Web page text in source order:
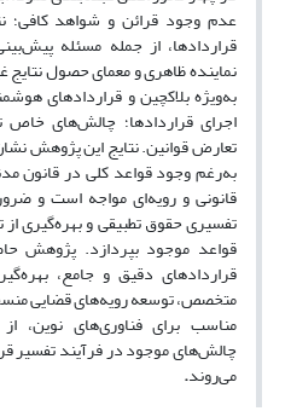
عدم وجود قرائن و شواهد کافی؛
قراردادها، از جمله مسئله
نماینده ظاهری و معمای حصول نتایج
به‌ویژه بلاکچین و قراردادهای
اجرای قراردادها؛ چالش‌های خاص
تعارض قوانین. نتایج این پژوهش
به‌رغم وجود قواعد کلی در قانون
قانونیو رویه‌ای مواجه است و
تفسیری حقوق تطبیقی و بهره‌گیری
قواعد موجود بپردازد. پژوهش
قراردادهای دقیق و جامع،
متخصص، توسعه رویه‌های قضایی
مناسب برای فناوری‌های نوین،
چالش‌های موجود در فرآیند تفسیر
می‌روند.